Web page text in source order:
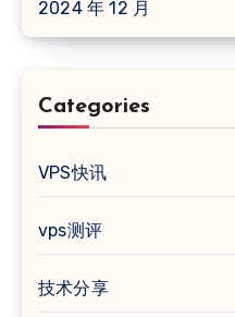
2024 年 12 月
Categories
VPS快讯
vps测评
技术分享